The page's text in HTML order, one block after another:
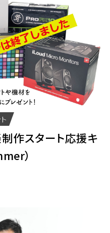
作スタート応援キ
）